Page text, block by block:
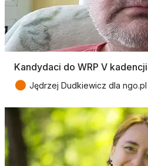
Kandydaci do WRP V
● Jędrzej Dudkiewicz dla ngo.pl